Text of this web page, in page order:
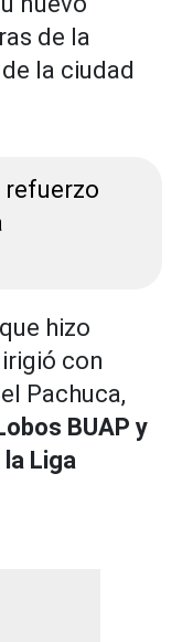
de la
la ciudad
refuerzo
hizo
con
Pachuca,
BUAP y
Liga